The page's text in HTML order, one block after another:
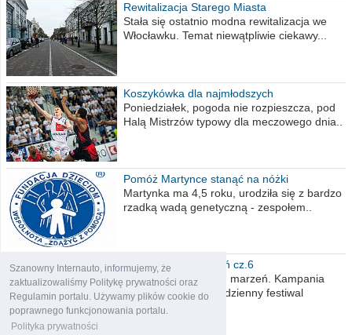
Szanowny Internauto, informujemy, że
zaktualizowaliśmy Politykę prywatności oraz
Regulamin portalu. Używamy plików cookie do
poprawnego funkcjonowania portalu.
Polityka prywatności
Rewitalizacja Starego Miasta
Stała się ostatnio modna rewitalizacja we
Włocławku. Temat niewątpliwie ciekawy...
Koszykówka dla najmłodszych
Poniedziałek, pogoda nie rozpieszcza, pod
Halą Mistrzów typowy dla meczowego dnia..
Pomóż Martynce stanąć na nóżki
Martynka ma 4,5 roku, urodziła się z bardzo
rzadką wadą genetyczną - zespołem..
Polska moich marzeń cz.6
Nadszedł kres moich marzeń. Kampania
wyborcza czyli niecodzienny festiwal
obietnic,..